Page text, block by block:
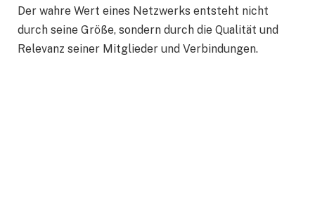
Der wahre Wert eines Netzwerks entsteht nicht
durch seine Größe, sondern durch die Qualität und
Relevanz seiner Mitglieder und Verbindungen.